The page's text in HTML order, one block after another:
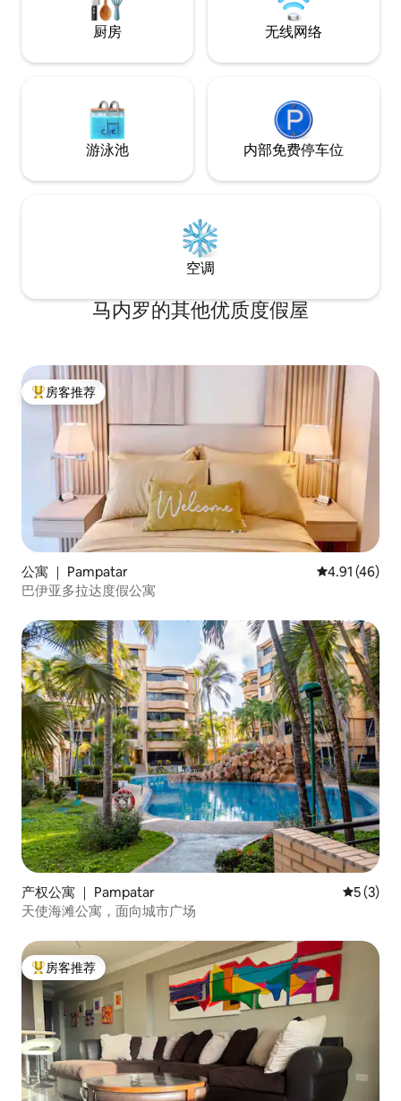
厨房 无线网络
游泳池 内部免费停车位
空调
马内罗的其他优质度假屋
热门「房客推荐」
房客推荐
公寓 ｜ Pampatar 平均评分
4.91 (46)
巴伊亚多拉达度假公寓
产权公寓 ｜ Pampatar 平均评分
5 (3)
天使海滩公寓，面向城市广场
热门「房客推荐」
房客推荐